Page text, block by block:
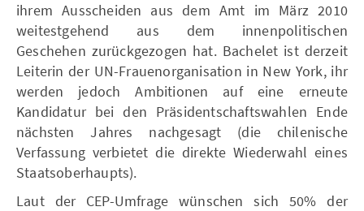
ihrem Ausscheiden aus dem Amt im März 2010
weitestgehend aus dem innenpolitischen
Geschehen zurückgezogen hat. Bachelet ist derzeit
Leiterin der UN-Frauenorganisation in New York, ihr
werden jedoch Ambitionen auf eine erneute
Kandidatur bei den Präsidentschaftswahlen Ende
nächsten Jahres nachgesagt (die chilenische
Verfassung verbietet die direkte Wiederwahl eines
Staatsoberhaupts).
Laut der CEP-Umfrage wünschen sich 50% der